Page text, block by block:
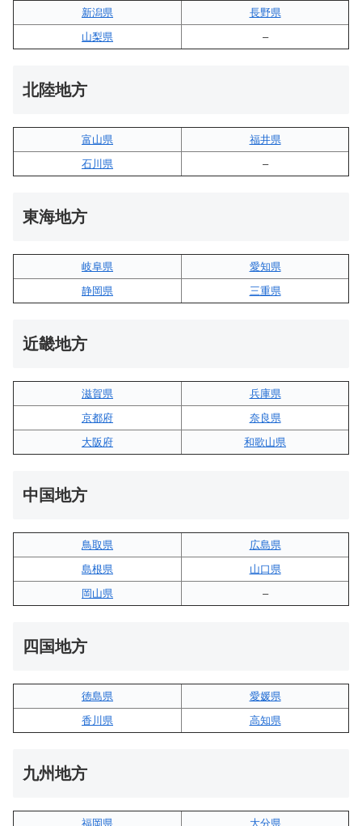
新潟県
長野県
山梨県
–
北陸地方
富山県
福井県
石川県
–
東海地方
岐阜県
愛知県
静岡県
三重県
近畿地方
滋賀県
兵庫県
京都府
奈良県
大阪府
和歌山県
中国地方
鳥取県
広島県
島根県
山口県
岡山県
–
四国地方
徳島県
愛媛県
香川県
高知県
九州地方
福岡県 大分県